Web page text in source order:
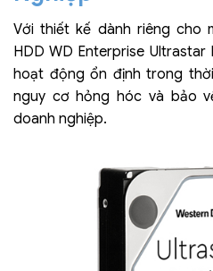
Với thiết kế dành riêng cho
HDD WD Enterprise
hoạt động ổn định trong
nguy cơ hỏng hóc và bảo
doanh nghiệp.